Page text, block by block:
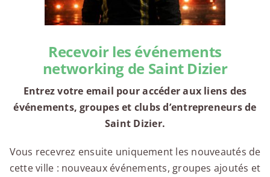
Recevoir les événements
networking de Saint Dizier
Entrez votre email pour accéder aux liens des
événements, groupes et clubs d’entrepreneurs de
Saint Dizier.
Vous recevrez ensuite uniquement les nouveautés de
cette ville : nouveaux événements, groupes ajoutés et